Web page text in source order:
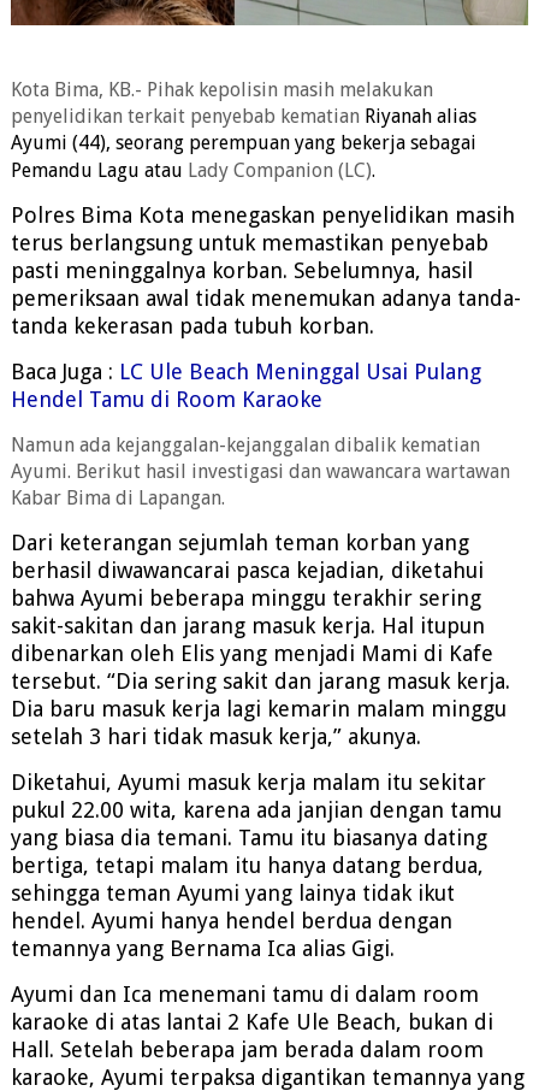
Kota Bima, KB.- Pihak kepolisin masih melakukan
penyelidikan terkait penyebab kematian Riyanah alias
Ayumi (44), seorang perempuan yang bekerja sebagai
Pemandu Lagu atau Lady Companion (LC).
Polres Bima Kota menegaskan penyelidikan masih
terus berlangsung untuk memastikan penyebab
pasti meninggalnya korban. Sebelumnya, hasil
pemeriksaan awal tidak menemukan adanya tanda-
tanda kekerasan pada tubuh korban.
Baca Juga : LC Ule Beach Meninggal Usai Pulang
Hendel Tamu di Room Karaoke
Namun ada kejanggalan-kejanggalan dibalik kematian
Ayumi. Berikut hasil investigasi dan wawancara wartawan
Kabar Bima di Lapangan.
Dari keterangan sejumlah teman korban yang
berhasil diwawancarai pasca kejadian, diketahui
bahwa Ayumi beberapa minggu terakhir sering
sakit-sakitan dan jarang masuk kerja. Hal itupun
dibenarkan oleh Elis yang menjadi Mami di Kafe
tersebut. “Dia sering sakit dan jarang masuk kerja.
Dia baru masuk kerja lagi kemarin malam minggu
setelah 3 hari tidak masuk kerja,” akunya.
Diketahui, Ayumi masuk kerja malam itu sekitar
pukul 22.00 wita, karena ada janjian dengan tamu
yang biasa dia temani. Tamu itu biasanya dating
bertiga, tetapi malam itu hanya datang berdua,
sehingga teman Ayumi yang lainya tidak ikut
hendel. Ayumi hanya hendel berdua dengan
temannya yang Bernama Ica alias Gigi.
Ayumi dan Ica menemani tamu di dalam room
karaoke di atas lantai 2 Kafe Ule Beach, bukan di
Hall. Setelah beberapa jam berada dalam room
karaoke, Ayumi terpaksa digantikan temannya yang